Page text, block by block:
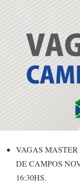
VAGAS
DE CAMPOS
16:30HS.